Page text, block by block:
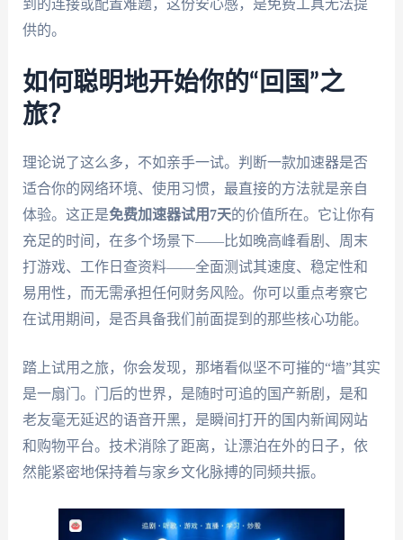
到的连接或配置难题，这份安心感，是免费工具无法提
供的。
如何聪明地开始你的“回国”之
旅？
理论说了这么多，不如亲手一试。判断一款加速器是否
适合你的网络环境、使用习惯，最直接的方法就是亲自
体验。这正是免费加速器试用7天的价值所在。它让你有
充足的时间，在多个场景下——比如晚高峰看剧、周末
打游戏、工作日查资料——全面测试其速度、稳定性和
易用性，而无需承担任何财务风险。你可以重点考察它
在试用期间，是否具备我们前面提到的那些核心功能。
踏上试用之旅，你会发现，那堵看似坚不可摧的“墙”其实
是一扇门。门后的世界，是随时可追的国产新剧，是和
老友毫无延迟的语音开黑，是瞬间打开的国内新闻网站
和购物平台。技术消除了距离，让漂泊在外的日子，依
然能紧密地保持着与家乡文化脉搏的同频共振。